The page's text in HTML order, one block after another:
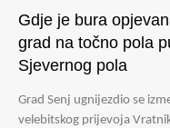
Gdje je bura
grad na točno pola
Sjevernog pola
Grad Senj ugnijezdio se
velebitskog prijevoja